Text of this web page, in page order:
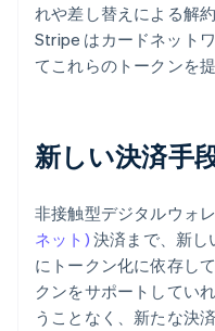
れや差し替えによる解
Stripe はカードネット
てこれらのトークンを
新しい決済手
非接触型デジタルウォ
ネット) 決済まで、新し
にトークン化に依存し
クンをサポートしてい
うことなく、新たな決